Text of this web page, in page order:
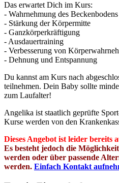
Das erwartet Dich im Kurs:
- Wahrnehmung des Beckenbodens
- Stärkung der Körpermitte
- Ganzkörperkräftigung
- Ausdauertraining
- Verbesserung von
- Dehnung und Entspannung
Du kannst am Kurs nach
teilnehmen. Dein Baby sollte
zum Laufalter!
Angelika ist staatlich geprüfte
Kurse werden von den
Dieses Angebot ist leider bereits
Es besteht jedoch die
werden oder über passende
werden. Einfach Kontakt